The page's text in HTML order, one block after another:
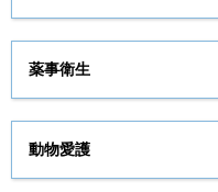
薬事衛生
動物愛護